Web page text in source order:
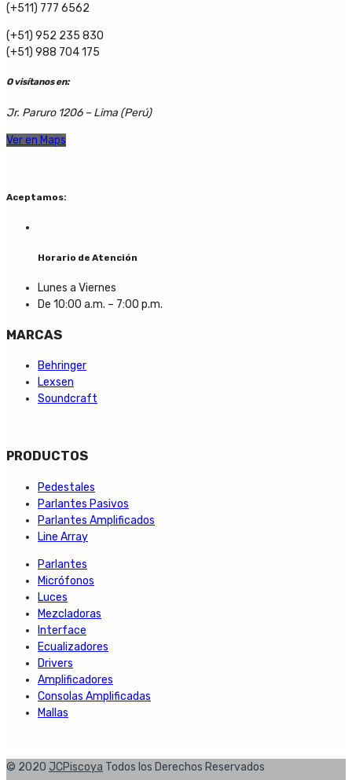
(+511) 777 6562
(+51) 952 235 830
(+51) 988 704 175
O visítanos en:
Jr. Paruro 1206 – Lima (Perú)
Ver en Maps
Aceptamos:
Horario de Atención
Lunes a Viernes
De 10:00 a.m. – 7:00 p.m.
MARCAS
Behringer
Lexsen
Soundcraft
PRODUCTOS
Pedestales
Parlantes Pasivos
Parlantes Amplificados
Line Array
Parlantes
Micrófonos
Luces
Mezcladoras
Interface
Ecualizadores
Drivers
Amplificadores
Consolas Amplificadas
Mallas
© 2020 JCPiscoya Todos los Derechos Reservados